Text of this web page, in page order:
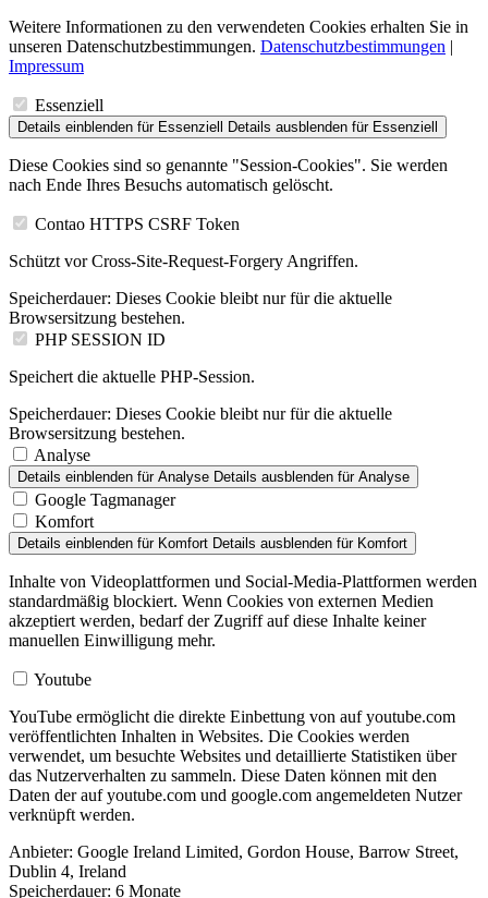
Weitere Informationen zu den verwendeten Cookies erhalten Sie in
unseren Datenschutzbestimmungen. Datenschutzbestimmungen |
Impressum
Essenziell
Details einblenden für Essenziell Details ausblenden für Essenziell
Diese Cookies sind so genannte "Session-Cookies". Sie werden
nach Ende Ihres Besuchs automatisch gelöscht.
Contao HTTPS CSRF Token
Schützt vor Cross-Site-Request-Forgery Angriffen.
Speicherdauer: Dieses Cookie bleibt nur für die aktuelle
Browsersitzung bestehen.
PHP SESSION ID
Speichert die aktuelle PHP-Session.
Speicherdauer: Dieses Cookie bleibt nur für die aktuelle
Browsersitzung bestehen.
Analyse
Details einblenden für Analyse Details ausblenden für Analyse
Google Tagmanager
Komfort
Details einblenden für Komfort Details ausblenden für Komfort
Inhalte von Videoplattformen und Social-Media-Plattformen werden
standardmäßig blockiert. Wenn Cookies von externen Medien
akzeptiert werden, bedarf der Zugriff auf diese Inhalte keiner
manuellen Einwilligung mehr.
Youtube
YouTube ermöglicht die direkte Einbettung von auf youtube.com
veröffentlichten Inhalten in Websites. Die Cookies werden
verwendet, um besuchte Websites und detaillierte Statistiken über
das Nutzerverhalten zu sammeln. Diese Daten können mit den
Daten der auf youtube.com und google.com angemeldeten Nutzer
verknüpft werden.
Anbieter: Google Ireland Limited, Gordon House, Barrow Street,
Dublin 4, Ireland
Speicherdauer: 6 Monate